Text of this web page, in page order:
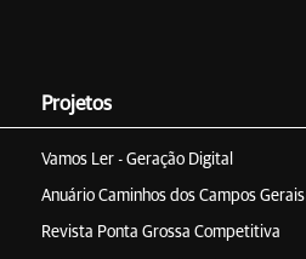
Projetos
Vamos Ler - Geração Digital
Anuário Caminhos dos Campos Gerais
Revista Ponta Grossa Competitiva